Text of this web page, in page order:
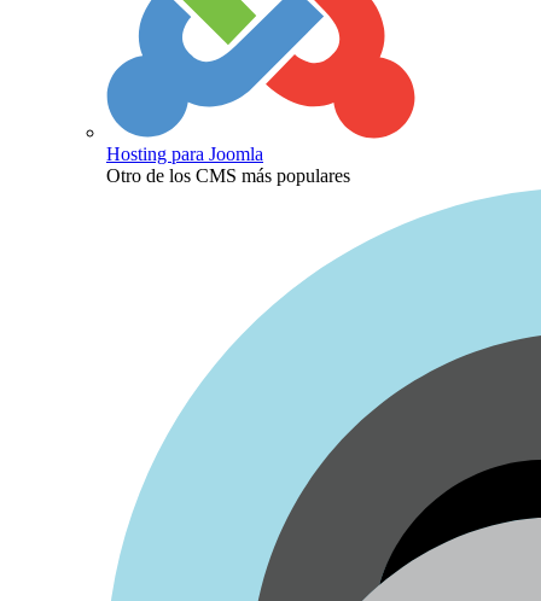
Hosting para Joomla
Otro de los CMS más populares